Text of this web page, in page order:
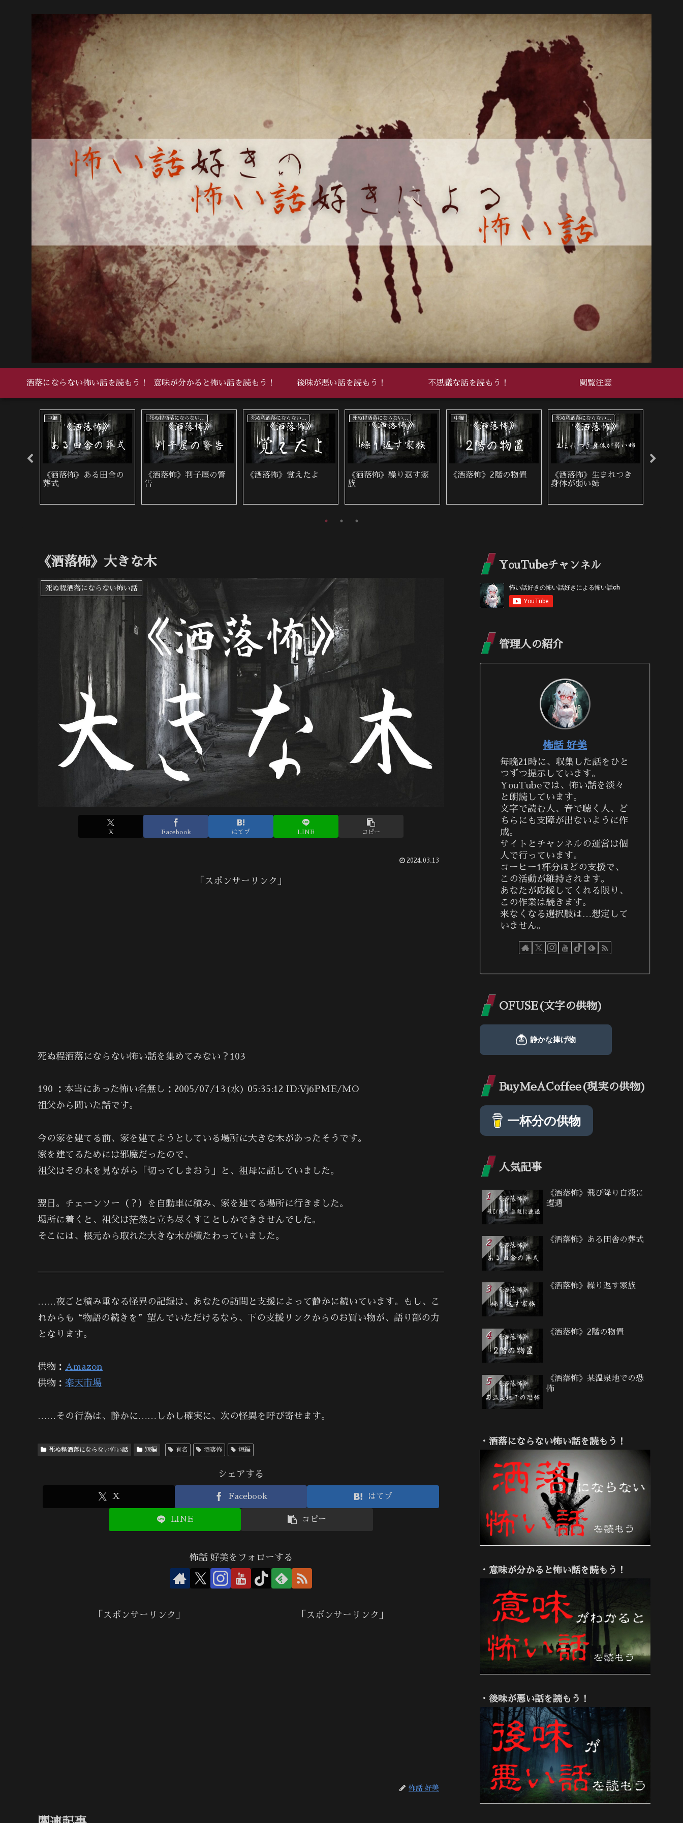
洒落にならない怖い話を読もう！ 意味が分かると怖い話を読もう！ 後味が悪い話を読もう！ 不思議な話を読もう！ 閲覧注意
中編
《洒落怖》逃げ場がな
い
死ぬ程洒落にならない怖い話
《洒落怖》喪服の女
死ぬ程洒落にならない怖い話
《洒落怖》赤
死ぬ程洒落にならない怖い話
《洒落怖》雨の夜に来
た女性
中編
《洒落怖》桜の咲く頃
死ぬ程洒落にならない怖い話
《洒落怖》郵便入れ
《洒落怖》大きな木
死ぬ程洒落にならない怖い話
X Facebook はてブ LINE コピー
2024.03.13
「スポンサーリンク」
死ぬ程洒落にならない怖い話を集めてみない？103
190 ：本当にあった怖い名無し：2005/07/13(水) 05:35:12 ID:Vj6PME/MO
祖父から聞いた話です。
今の家を建てる前、家を建てようとしている場所に大きな木があったそうです。
家を建てるためには邪魔だったので、
祖父はその木を見ながら「切ってしまおう」と、祖母に話していました。
翌日。チェーンソー（？）を自動車に積み、家を建てる場所に行きました。
場所に着くと、祖父は茫然と立ち尽くすことしかできませんでした。
そこには、根元から取れた大きな木が横たわっていました。
……夜ごと積み重なる怪異の記録は、あなたの訪問と支援によって静かに続いています。もし、こ
れからも“物語の続きを”望んでいただけるなら、下の支援リンクからのお買い物が、語り部の力
となります。
供物： Amazon
供物： 楽天市場
……その行為は、静かに……しかし確実に、次の怪異を呼び寄せます。
死ぬ程洒落にならない怖い話 短編 有名 洒落怖 短編
シェアする
X Facebook はてブ
LINE コピー
怖話 好美をフォローする
「スポンサーリンク」 「スポンサーリンク」
怖話 好美
YouTubeチャンネル
管理人の紹介
怖話 好美
毎晩21時に、収集した話をひと
つずつ提示しています。
YouTubeでは、怖い話を淡々
と朗読しています。
文字で読む人、音で聴く人、ど
ちらにも支障が出ないように作
成。
サイトとチャンネルの運営は個
人で行っています。
コーヒー1杯分ほどの支援で、
この活動が維持されます。
あなたが応援してくれる限り、
この作業は続きます。
来なくなる選択肢は…想定して
いません。
OFUSE(文字の供物)
BuyMeACoffee(現実の供物)
一杯分の供物
人気記事
《洒落怖》飛び降り自殺に
遭遇
《洒落怖》ある田舎の葬式
《洒落怖》繰り返す家族
《洒落怖》2階の物置
《洒落怖》某温泉地での恐
怖
・洒落にならない怖い話を読もう！
・意味が分かると怖い話を読もう！
・後味が悪い話を読もう！